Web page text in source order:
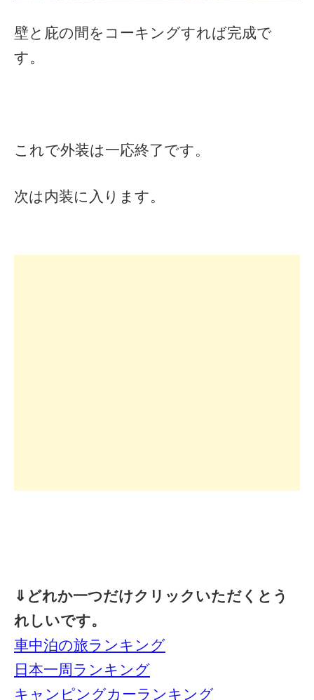
壁と庇の間をコーキングすれば完成で
す。
これで外装は一応終了です。
次は内装に入ります。
⇓どれか一つだけクリックいただくとう
れしいです。
車中泊の旅ランキング
日本一周ランキング
キャンピングカーランキング